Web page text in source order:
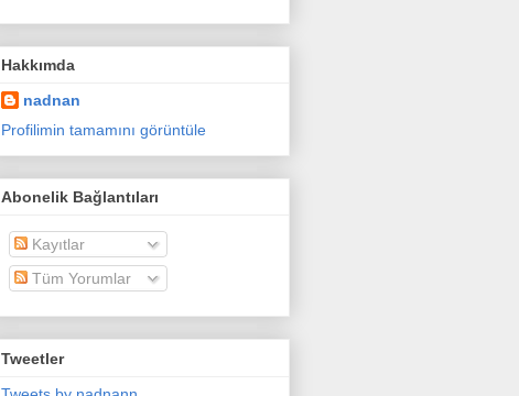
Hakkımda
nadnan
Profilimin tamamını görüntüle
Abonelik Bağlantıları
Kayıtlar
Tüm Yorumlar
Tweetler